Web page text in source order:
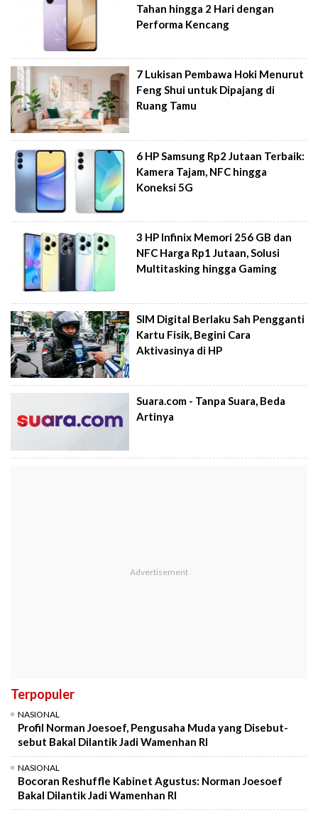
Tahan hingga 2 Hari dengan
Performa Kencang
7 Lukisan Pembawa Hoki Menurut
Feng Shui untuk Dipajang di
Ruang Tamu
6 HP Samsung Rp2 Jutaan Terbaik:
Kamera Tajam, NFC hingga
Koneksi 5G
3 HP Infinix Memori 256 GB dan
NFC Harga Rp1 Jutaan, Solusi
Multitasking hingga Gaming
SIM Digital Berlaku Sah Pengganti
Kartu Fisik, Begini Cara
Aktivasinya di HP
Suara.com - Tanpa Suara, Beda
Artinya
Terpopuler
NASIONAL
Profil Norman Joesoef, Pengusaha Muda yang Disebut-
sebut Bakal Dilantik Jadi Wamenhan RI
NASIONAL
Bocoran Reshuffle Kabinet Agustus: Norman Joesoef
Bakal Dilantik Jadi Wamenhan RI